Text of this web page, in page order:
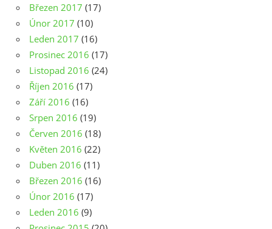
Březen 2017 (17)
Únor 2017 (10)
Leden 2017 (16)
Prosinec 2016 (17)
Listopad 2016 (24)
Říjen 2016 (17)
Září 2016 (16)
Srpen 2016 (19)
Červen 2016 (18)
Květen 2016 (22)
Duben 2016 (11)
Březen 2016 (16)
Únor 2016 (17)
Leden 2016 (9)